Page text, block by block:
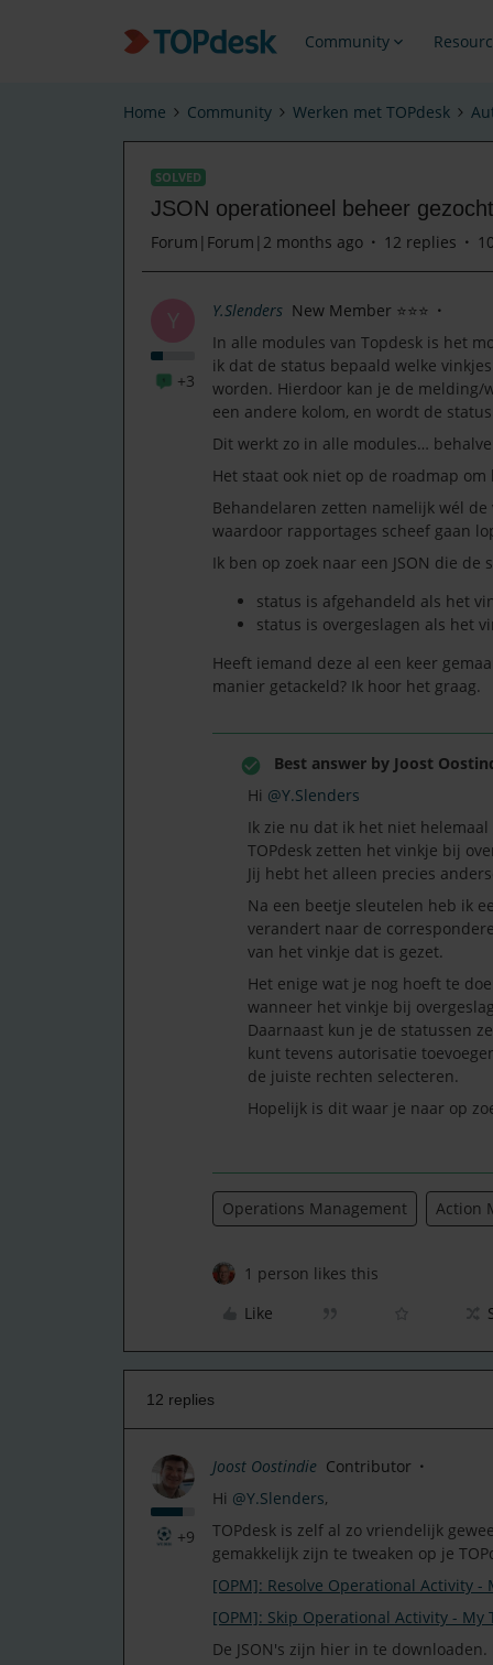
Community
Home Community Werken met TOPdesk
SOLVED
JSON operationeel beheer gezocht
Forum|Forum|2 months ago 12 replies
Y
+3
Y.Slenders New Member ⭐⭐⭐
In alle modules van Topdesk is het
ik dat de status bepaald welke
worden. Hierdoor kan je de
een andere kolom, en wordt de
Dit werkt zo in alle modules…
Het staat ook niet op de roadmap
Behandelaren zetten namelijk wél
waardoor rapportages scheef gaan
Ik ben op zoek naar een JSON die
status is afgehandeld als het
status is overgeslagen als het
Heeft iemand deze al een keer
manier getackeld? Ik hoor het graag.
Best answer by Joost
Hi ​ @Y.Slenders
Ik zie nu dat ik het niet
TOPdesk zetten het vinkje bij
Jij hebt het alleen precies
Na een beetje sleutelen heb ik
verandert naar de
van het vinkje dat is gezet.
Het enige wat je nog hoeft te
wanneer het vinkje bij
Daarnaast kun je de statussen
kunt tevens autorisatie
de juiste rechten selecteren.
Hopelijk is dit waar je naar op
Operations Management Action
1 person likes this
Like
12 replies
+9
Joost Oostindie Contributor
Hi ​ @Y.Slenders,
TOPdesk is zelf al zo vriendelijk
gemakkelijk zijn te tweaken op je
[OPM]: Resolve Operational Activity -
[OPM]: Skip Operational Activity - My
De JSON's zijn hier in te